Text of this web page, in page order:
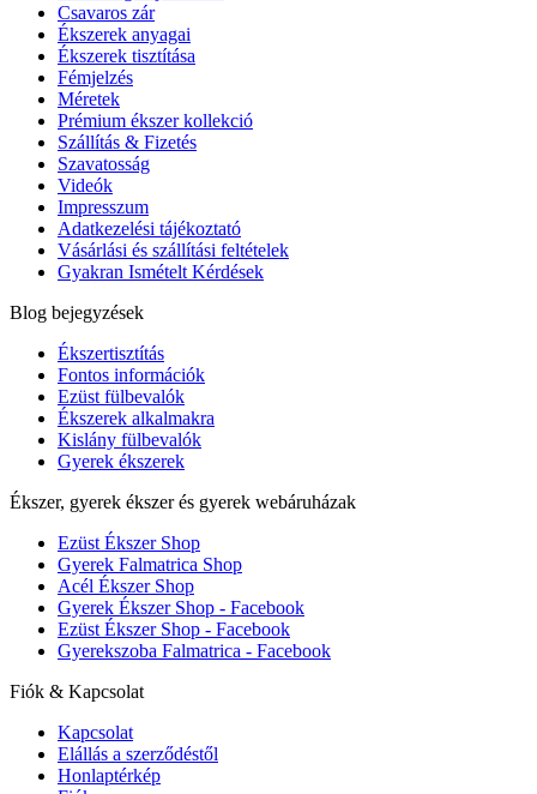
Csavaros zár
Ékszerek anyagai
Ékszerek tisztítása
Fémjelzés
Méretek
Prémium ékszer kollekció
Szállítás & Fizetés
Szavatosság
Videók
Impresszum
Adatkezelési tájékoztató
Vásárlási és szállítási feltételek
Gyakran Ismételt Kérdések
Blog bejegyzések
Ékszertisztítás
Fontos információk
Ezüst fülbevalók
Ékszerek alkalmakra
Kislány fülbevalók
Gyerek ékszerek
Ékszer, gyerek ékszer és gyerek webáruházak
Ezüst Ékszer Shop
Gyerek Falmatrica Shop
Acél Ékszer Shop
Gyerek Ékszer Shop - Facebook
Ezüst Ékszer Shop - Facebook
Gyerekszoba Falmatrica - Facebook
Fiók & Kapcsolat
Kapcsolat
Elállás a szerződéstől
Honlaptérkép